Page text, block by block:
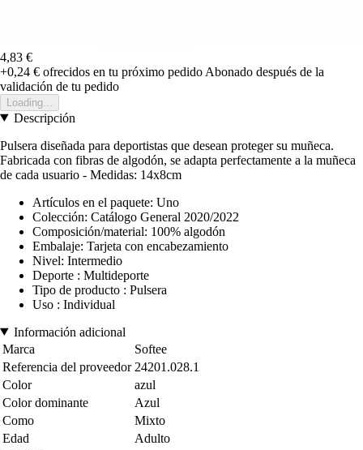
4,83 €
+0,24 € ofrecidos en tu próximo pedido Abonado después de la
validación de tu pedido
Loading...
Descripción
Pulsera diseñada para deportistas que desean proteger su muñeca.
Fabricada con fibras de algodón, se adapta perfectamente a la muñeca
de cada usuario - Medidas: 14x8cm
Artículos en el paquete: Uno
Colección: Catálogo General 2020/2022
Composición/material: 100% algodón
Embalaje: Tarjeta con encabezamiento
Nivel: Intermedio
Deporte : Multideporte
Tipo de producto : Pulsera
Uso : Individual
Información adicional
Marca
Softee
Referencia del proveedor 24201.028.1
Color
azul
Color dominante
Azul
Como
Mixto
Edad
Adulto